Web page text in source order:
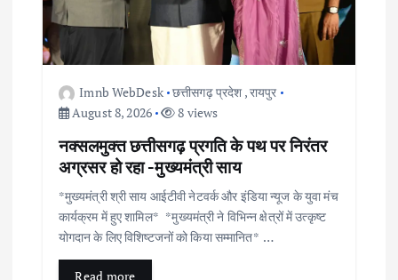
Imnb WebDesk छत्तीसगढ़ प्रदेश ,रायपुर
August 8, 2026
8 views
नक्सलमुक्त छत्तीसगढ़ प्रगति के पथ पर निरंतर
अग्रसर हो रहा -मुख्यमंत्री साय
*मुख्यमंत्री श्री साय आईटीवी नेटवर्क और इंडिया न्यूज के युवा मंच
कार्यक्रम में हुए शामिल* *मुख्यमंत्री ने विभिन्न क्षेत्रों में उत्कृष्ट
योगदान के लिए विशिष्टजनों को किया सम्मानित* …
Read more